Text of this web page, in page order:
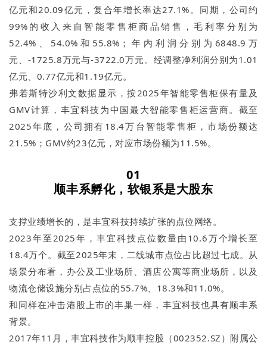
亿元和20.09亿元，复合年增长率达27.1%。同期，公司约
99%的收入来自智能零售柜商品销售，毛利率分别为
52.4%、54.0%和55.8%；年内利润分别为6848.9万
元、-1725.8万元与-3722.0万元。经调整净利润分别为1.01
亿元、0.77亿元和1.19亿元。
弗若斯特沙利文数据显示，按2025年智能零售柜保有量及
GMV计算，丰宜科技为中国最大智能零售柜运营商。截至
2025年底，公司拥有18.4万台智能零售柜，市场份额达
21.5%；GMV约23亿元，对应市场份额为11.5%。
01
顺丰系孵化，软银系是大股东
支撑业绩增长的，是丰宜科技持续扩张的点位网络。
2023年至2025年，丰宜科技点位数量由10.6万个增长至
18.4万个。截至2025年末，二线城市点位占比超过七成。从
场景分布看，办公及工业场所、酒店公寓等商业场所，以及
物流仓储设施分别占点位的55.7%、18.3%和11.0%。
和同样在冲击港股上市的丰巢一样，丰宜科技也具有顺丰系
背景。
2017年11月，丰宜科技作为顺丰控股（002352.SZ）附属公